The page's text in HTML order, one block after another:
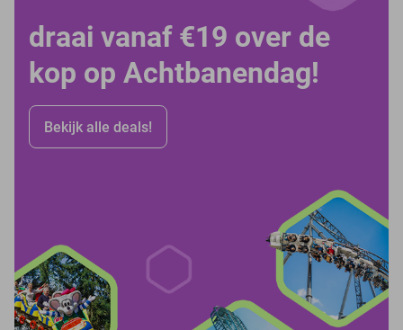
draai vanaf €19 over de
kop op Achtbanendag!
Bekijk alle deals!